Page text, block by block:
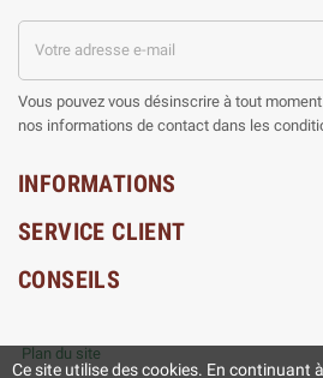
Vous pouvez vous désinscrire à tout
nos informations de contact dans les
INFORMATIONS
SERVICE CLIENT
CONSEILS
Plan du site
Ce site utilise des cookies. En continuant